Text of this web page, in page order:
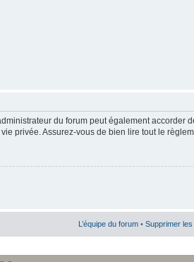
du forum peut également
privée. Assurez-vous de bien lire tout le
L’équipe du forum • Supprimer